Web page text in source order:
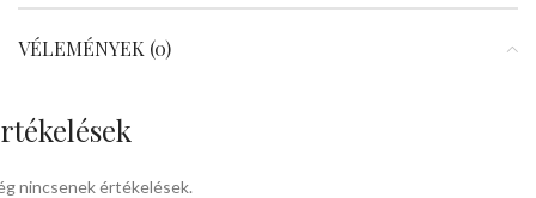
VÉLEMÉNYEK (0)
nincsenek értékelések.